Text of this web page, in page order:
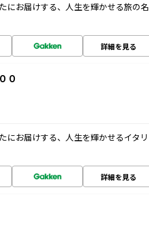
にお届けする、人生を輝かせる旅の名
詳細を見る
０
にお届けする、人生を輝かせるイタリ
詳細を見る